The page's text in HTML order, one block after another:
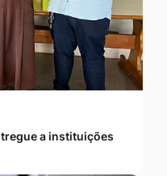
a instituições